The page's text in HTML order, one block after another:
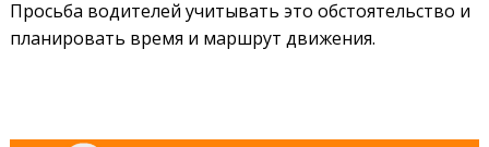
Просьба водителей учитывать это обстоятельство и
планировать время и маршрут движения.